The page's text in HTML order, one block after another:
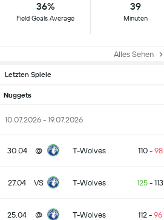
36%
Field Goals Average
39
Minuten
Alles Sehen
Letzten Spiele
Nuggets
10.07.2026 - 19.07.2026
30.04 @ T-Wolves 110- 98
27.04 VS T-Wolves 125 - 113
25.04 @ T-Wolves 112 - 96